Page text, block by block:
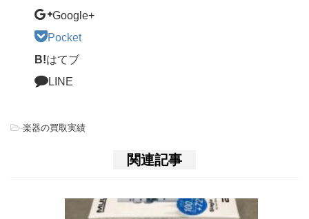
Google+
Pocket
B!はてブ
LINE
-楽器の買取実績
関連記事